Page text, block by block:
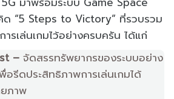
ด “5 Steps to Victory” ที่รวบรวม
รเล่นเกมไว้อย่างครบครัน ได้แก่
– จัดสรรทรัพยากรของระบบอย่าง
รีดประสิทธิภาพการเล่นเกมได้
ภาพ